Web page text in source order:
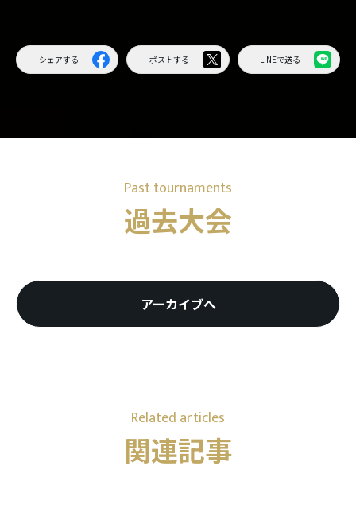
シェアする ポストする LINEで送る
Past tournaments
過去大会
アーカイブへ
Related articles
関連記事